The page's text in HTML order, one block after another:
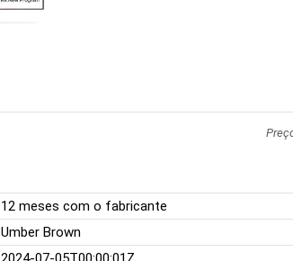
12 meses com o fabricante
Umber Brown